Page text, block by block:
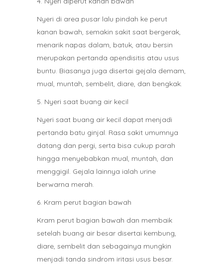
Nyeri di area pusar lalu pindah ke perut
kanan bawah, semakin sakit saat bergerak,
menarik napas dalam, batuk, atau bersin
merupakan pertanda apendisitis atau usus
buntu. Biasanya juga disertai gejala demam,
mual, muntah, sembelit, diare, dan bengkak.
5. Nyeri saat buang air kecil
Nyeri saat buang air kecil dapat menjadi
pertanda batu ginjal. Rasa sakit umumnya
datang dan pergi, serta bisa cukup parah
hingga menyebabkan mual, muntah, dan
menggigil. Gejala lainnya ialah urine
berwarna merah.
6. Kram perut bagian bawah
Kram perut bagian bawah dan membaik
setelah buang air besar disertai kembung,
diare, sembelit dan sebagainya mungkin
menjadi tanda sindrom iritasi usus besar.